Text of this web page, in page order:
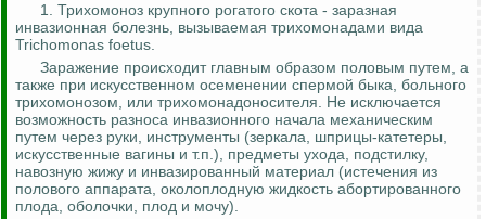
1. Трихомоноз крупного рогатого скота - заразная
инвазионная болезнь, вызываемая трихомонадами вида
Trichomonas foetus.
Заражение происходит главным образом половым путем, а
также при искусственном осеменении спермой быка, больного
трихомонозом, или трихомонадоносителя. Не исключается
возможность разноса инвазионного начала механическим
путем через руки, инструменты (зеркала, шприцы-катетеры,
искусственные вагины и т.п.), предметы ухода, подстилку,
навозную жижу и инвазированный материал (истечения из
полового аппарата, околоплодную жидкость абортированного
плода, оболочки, плод и мочу).